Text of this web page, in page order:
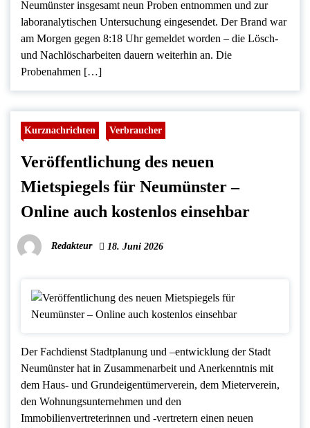
Neumünster insgesamt neun Proben entnommen und zur
laboranalytischen Untersuchung eingesendet. Der Brand war
am Morgen gegen 8:18 Uhr gemeldet worden – die Lösch-
und Nachlöscharbeiten dauern weiterhin an. Die
Probenahmen […]
Kurznachrichten Verbraucher
Veröffentlichung des neuen
Mietspiegels für Neumünster –
Online auch kostenlos einsehbar
Redakteur 18. Juni 2026
Der Fachdienst Stadtplanung und –entwicklung der Stadt
Neumünster hat in Zusammenarbeit und Anerkenntnis mit
dem Haus- und Grundeigentümerverein, dem Mieterverein,
den Wohnungsunternehmen und den
Immobilienvertreterinnen und -vertretern einen neuen